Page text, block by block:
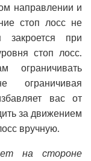
направлении и
стоп лосс не
закроется при
стоп лосс.
ограничивать
ограничивая
вас от
за движением
вручную.
на стороне